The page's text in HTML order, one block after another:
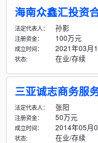
海南众鑫汇投资
法定代表人： 孙影
注册资金： 100万元
成立时间： 2021年03月
状态: 在业/存续
三亚诚志商务服
法定代表人： 张阳
注册资金： 50万元
成立时间： 2014年05月
状态: 在业/存续